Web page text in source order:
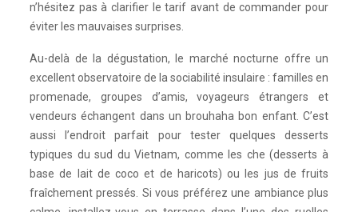
n’hésitez pas à clarifier le tarif avant de commander pour
éviter les mauvaises surprises.
Au-delà de la dégustation, le marché nocturne offre un
excellent observatoire de la sociabilité insulaire : familles en
promenade, groupes d’amis, voyageurs étrangers et
vendeurs échangent dans un brouhaha bon enfant. C’est
aussi l’endroit parfait pour tester quelques desserts
typiques du sud du Vietnam, comme les che (desserts à
base de lait de coco et de haricots) ou les jus de fruits
fraîchement pressés. Si vous préférez une ambiance plus